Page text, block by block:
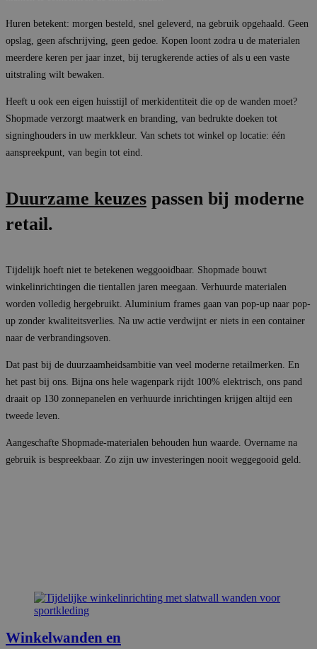
Huren betekent: morgen besteld, snel geleverd, na gebruik opgehaald. Geen
opslag, geen afschrijving, geen gedoe. Kopen loont zodra u de materialen
meerdere keren per jaar inzet, bij terugkerende acties of als u een vaste
uitstraling wilt bewaken.
Heeft u ook een eigen huisstijl of merkidentiteit die op de wanden moet?
Shopmade verzorgt maatwerk en branding, van bedrukte doeken tot
signinghouders in uw merkkleur. Van schets tot winkel op locatie: één
aanspreekpunt, van begin tot eind.
Duurzame keuzes passen bij moderne
retail.
Tijdelijk hoeft niet te betekenen weggooidbaar. Shopmade bouwt
winkelinrichtingen die tientallen jaren meegaan. Verhuurde materialen
worden volledig hergebruikt. Aluminium frames gaan van pop-up naar pop-
up zonder kwaliteitsverlies. Na uw actie verdwijnt er niets in een container
naar de verbrandingsoven.
Dat past bij de duurzaamheidsambitie van veel moderne retailmerken. En
het past bij ons. Bijna ons hele wagenpark rijdt 100% elektrisch, ons pand
draait op 130 zonnepanelen en verhuurde inrichtingen krijgen altijd een
tweede leven.
Aangeschafte Shopmade-materialen behouden hun waarde. Overname na
gebruik is bespreekbaar. Zo zijn uw investeringen nooit weggegooid geld.
Winkelwanden en